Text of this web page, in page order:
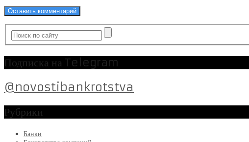
Подписка на Telegram
@novostibankrotstva
Рубрики
Банки